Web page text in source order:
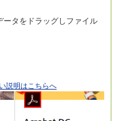
タをドラッグしファイル
説明はこちらへ